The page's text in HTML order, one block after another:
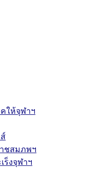
ให้จุฬาฯ
ชสมภพฯ
ร็งจุฬาฯ